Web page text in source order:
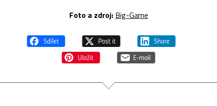
Foto a zdroj: Big-Game